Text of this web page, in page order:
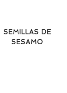
SEMILLAS DE
SESAMO